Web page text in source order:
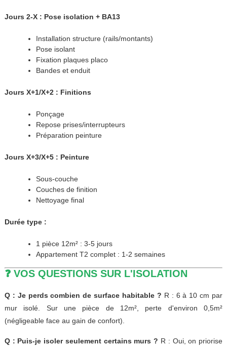
Jours 2-X : Pose isolation + BA13
Installation structure (rails/montants)
Pose isolant
Fixation plaques placo
Bandes et enduit
Jours X+1/X+2 : Finitions
Ponçage
Repose prises/interrupteurs
Préparation peinture
Jours X+3/X+5 : Peinture
Sous-couche
Couches de finition
Nettoyage final
Durée type :
1 pièce 12m² : 3-5 jours
Appartement T2 complet : 1-2 semaines
❓ VOS QUESTIONS SUR L'ISOLATION
Q : Je perds combien de surface habitable ? R : 6 à 10 cm par
mur isolé. Sur une pièce de 12m², perte d'environ 0,5m²
(négligeable face au gain de confort).
Q : Puis-je isoler seulement certains murs ? R : Oui, on priorise